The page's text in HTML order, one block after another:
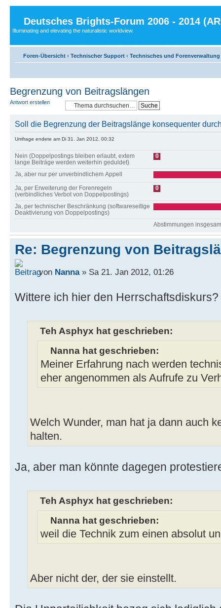
Deutsches Brights-Forum 2006 - 2014
Illuminating and elevating the naturalistic worldview.
Foren-Übersicht ‹ Technischer Support ‹ Technisches und Forenverwaltung
Begrenzung von Beitragslängen
Antwort erstellen
Soll die Begrenzung der Beitragslänge konsequenter
Umfrage endete am Di 31. Jan 2012, 00:32
Nein (Doppelpostings bleiben erlaubt, extem
lange Beiträge werden weiterhin geduldet)
0
Ja, aber nur per unverbindlichem Appell
Ja, per Erweiterung der Forenregeln
(verbindliches Verbot von Doppelpostings)
0
Ja, per technischer Beschränkung (softwareseitige
Deaktivierung von Doppelpostings)
Abstimmungen
Re: Begrenzung von
von Nanna» Sa 21. Jan 2012, 01:26
Wittere ich hier den Herrschaftsdiskurs?
Teh Asphyx hat geschrieben:
Nanna hat geschrieben:
Meiner Erfahrung nach werden
eher angenommen als Aufrufe zu
Welch Wunder, man hat ja dann auch
halten.
Ja, aber man könnte dagegen
Teh Asphyx hat geschrieben:
Nanna hat geschrieben:
weil die Technik zum einen absolut
Aber nicht der, der sie einstellt.